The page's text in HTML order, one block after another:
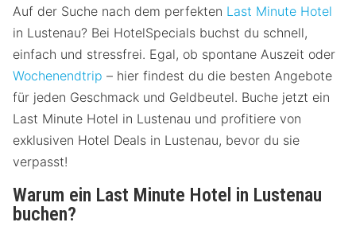
Auf der Suche nach dem perfekten Last Minute Hotel
in Lustenau? Bei HotelSpecials buchst du schnell,
einfach und stressfrei. Egal, ob spontane Auszeit oder
Wochenendtrip – hier findest du die besten Angebote
für jeden Geschmack und Geldbeutel. Buche jetzt ein
Last Minute Hotel in Lustenau und profitiere von
exklusiven Hotel Deals in Lustenau, bevor du sie
verpasst!
Warum ein Last Minute Hotel in Lustenau
buchen?